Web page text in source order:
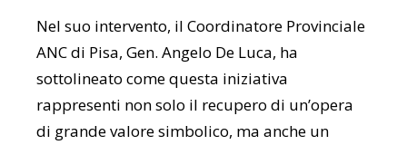
Nel suo intervento, il Coordinatore Provinciale
ANC di Pisa, Gen. Angelo De Luca, ha
sottolineato come questa iniziativa
rappresenti non solo il recupero di un’opera
di grande valore simbolico, ma anche un